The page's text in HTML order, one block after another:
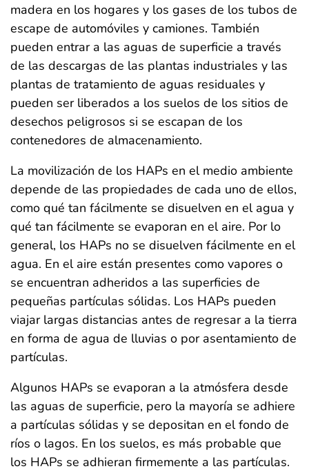
madera en los hogares y los gases de los tubos de
escape de automóviles y camiones. También
pueden entrar a las aguas de superficie a través
de las descargas de las plantas industriales y las
plantas de tratamiento de aguas residuales y
pueden ser liberados a los suelos de los sitios de
desechos peligrosos si se escapan de los
contenedores de almacenamiento.
La movilización de los HAPs en el medio ambiente
depende de las propiedades de cada uno de ellos,
como qué tan fácilmente se disuelven en el agua y
qué tan fácilmente se evaporan en el aire. Por lo
general, los HAPs no se disuelven fácilmente en el
agua. En el aire están presentes como vapores o
se encuentran adheridos a las superficies de
pequeñas partículas sólidas. Los HAPs pueden
viajar largas distancias antes de regresar a la tierra
en forma de agua de lluvias o por asentamiento de
partículas.
Algunos HAPs se evaporan a la atmósfera desde
las aguas de superficie, pero la mayoría se adhiere
a partículas sólidas y se depositan en el fondo de
ríos o lagos. En los suelos, es más probable que
los HAPs se adhieran firmemente a las partículas.